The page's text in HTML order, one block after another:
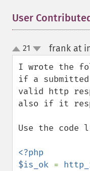
User
up
down
21 frank at
I wrote the
if a submitted
valid http
also if it
Use the
<?php
$is_ok =